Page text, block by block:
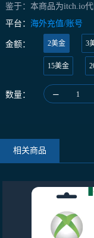
鉴于：本商品为itch.io
平台： 海外充值/账号
金额： 2美金 3
15美金
数量： 1
相关商品